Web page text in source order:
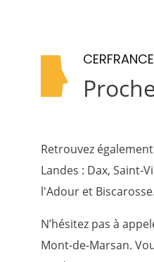
Retrouvez
Landes : Dax, Saint-
l'Adour et Biscarosse.
N’hésitez pas à
Mont-de-Marsan.